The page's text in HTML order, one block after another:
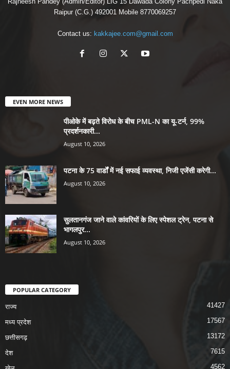
Raipur (C.G.) 492001 Mobile 8770069257
Contact us: kakkajee.com@gmail.com
EVEN MORE NEWS
पीओके में बढ़ते विरोध के बीच PML-N का यू-टर्न, 99%
प्रदर्शनकारी...
August 10, 2026
पटना के 75 वार्डों में नई सफाई व्यवस्था, निजी एजेंसी करेगी...
August 10, 2026
सुलतानगंज जाने वाले कांवरियों के लिए स्पेशल ट्रेन, पटना से
भागलपुर...
August 10, 2026
POPULAR CATEGORY
राज्य 41427
मध्य प्रदेश 17567
छत्तीसगढ़ 13172
देश 7615
4562